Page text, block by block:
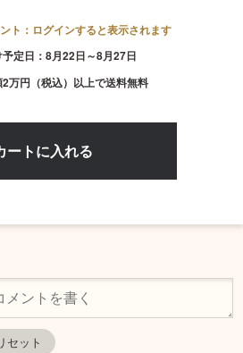
ト：ログインすると表示されます
予定日：8月22日～8月27日
万円（税込）以上で送料無料